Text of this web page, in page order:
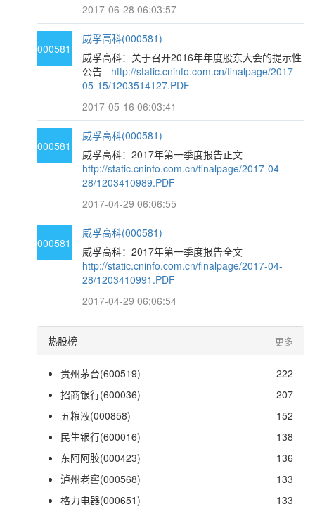
2017-06-28 06:03:57
000581
威孚高科(000581)
威孚高科：关于召开2016年年度股东大会的提示性
公告 - http://static.cninfo.com.cn/finalpage/2017-
05-15/1203514127.PDF
2017-05-16 06:03:41
000581
威孚高科(000581)
威孚高科：2017年第一季度报告正文 -
http://static.cninfo.com.cn/finalpage/2017-04-
28/1203410989.PDF
2017-04-29 06:06:55
000581
威孚高科(000581)
威孚高科：2017年第一季度报告全文 -
http://static.cninfo.com.cn/finalpage/2017-04-
28/1203410991.PDF
2017-04-29 06:06:54
热股榜 更多
贵州茅台(600519)
222
招商银行(600036)
207
五粮液(000858)
152
民生银行(600016)
138
东阿阿胶(000423)
136
泸州老窖(000568)
133
格力电器(000651)
133